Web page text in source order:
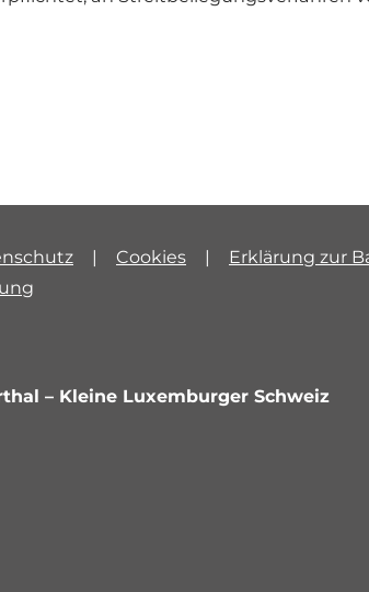
Cookies
Erklärung zur
– Kleine Luxemburger Schweiz